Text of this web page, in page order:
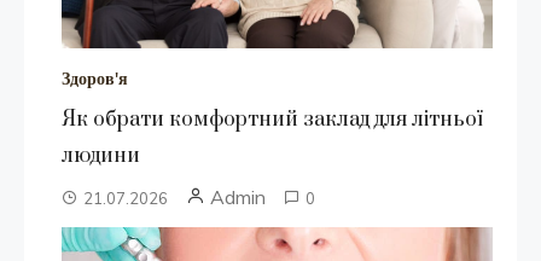
Здоров'я
Як обрати комфортний заклад для літньої
людини
21.07.2026 Admin 0